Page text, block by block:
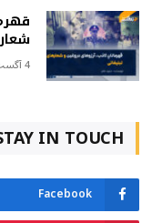
4 آگست 2026
IN TOUCH
Facebook